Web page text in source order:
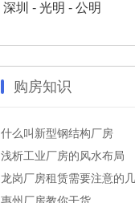
深圳 - 光明 - 公明
购房知识
什么叫新型钢结构厂房
浅析工业厂房的风水布局
龙岗厂房租赁需要注意的